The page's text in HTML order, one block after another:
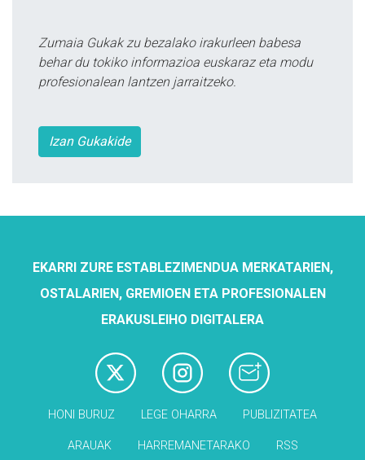
Zumaia Gukak zu bezalako irakurleen babesa
behar du tokiko informazioa euskaraz eta modu
profesionalean lantzen jarraitzeko.
Izan Gukakide
EKARRI ZURE ESTABLEZIMENDUA MERKATARIEN,
OSTALARIEN, GREMIOEN ETA PROFESIONALEN
ERAKUSLEIHO DIGITALERA
HONI BURUZ LEGE OHARRA PUBLIZITATEA
ARAUAK HARREMANETARAKO RSS